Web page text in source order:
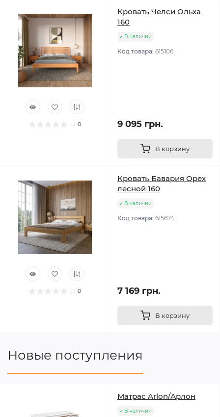
0
Кровать Челси Ольха
160
В наличии
Код товара: 615106
9 095 грн.
В корзину
0
Кровать Бавария Орех
лесной 160
В наличии
Код товара: 615674
7 169 грн.
В корзину
Новые поступления
Матрас Arlon/Арлон
В наличии